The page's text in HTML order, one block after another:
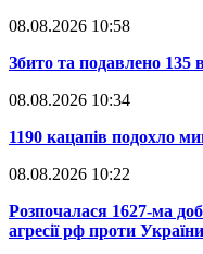
08.08.2026 10:58
​Збито та подавлено
08.08.2026 10:34
​1190 кацапів подохло
08.08.2026 10:22
​Розпочалася 1627-ма
агресії рф проти України